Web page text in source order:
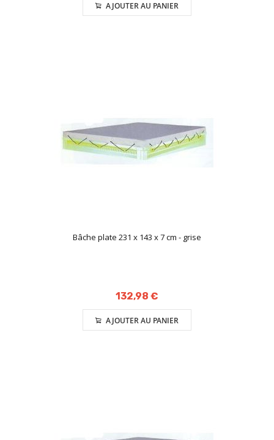
AJOUTER AU PANIER
Bâche plate 231 x 143 x 7 cm - grise
132,98 €
AJOUTER AU PANIER